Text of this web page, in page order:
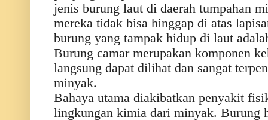
jenis burung laut di daerah tumpahan
mereka tidak bisa hinggap di atas
burung yang tampak hidup di laut
Burung camar merupakan komponen
langsung dapat dilihat dan sangat
minyak.
Bahaya utama diakibatkan penyakit
lingkungan kimia dari minyak. Burung